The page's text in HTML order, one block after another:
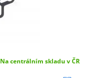
Na centrálním skladu v ČR